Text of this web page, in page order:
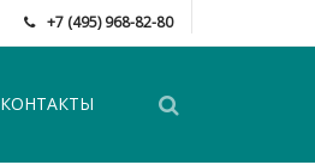
+7 (495) 968-82-80
КОНТАКТЫ